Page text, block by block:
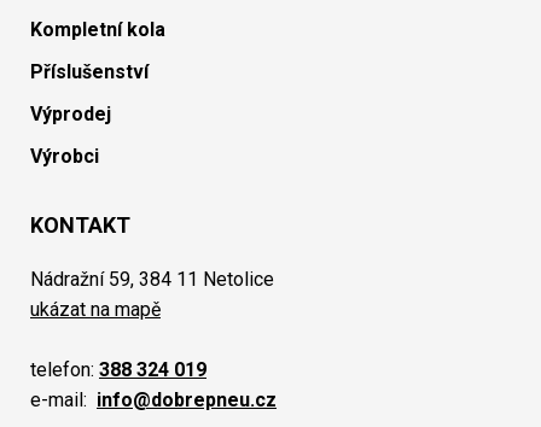
Kompletní kola
Příslušenství
Výprodej
Výrobci
KONTAKT
Nádražní 59, 384 11 Netolice
ukázat na mapě
telefon: 388 324 019
e-mail: info@dobrepneu.cz